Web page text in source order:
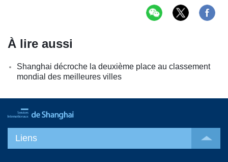
À lire aussi
Shanghai décroche la deuxième place au classement
mondial des meilleures villes
Liens